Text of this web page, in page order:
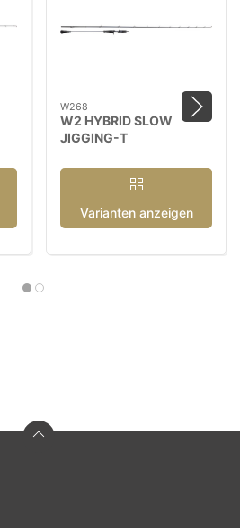
W268
W2 HYBRID SLOW
JIGGING-T
Varianten anzeigen